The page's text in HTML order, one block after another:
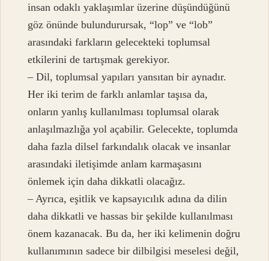
insan odaklı yaklaşımlar üzerine düşündüğünü
göz önünde bulundurursak, “lop” ve “lob”
arasındaki farkların gelecekteki toplumsal
etkilerini de tartışmak gerekiyor.
– Dil, toplumsal yapıları yansıtan bir aynadır.
Her iki terim de farklı anlamlar taşısa da,
onların yanlış kullanılması toplumsal olarak
anlaşılmazlığa yol açabilir. Gelecekte, toplumda
daha fazla dilsel farkındalık olacak ve insanlar
arasındaki iletişimde anlam karmaşasını
önlemek için daha dikkatli olacağız.
– Ayrıca, eşitlik ve kapsayıcılık adına da dilin
daha dikkatli ve hassas bir şekilde kullanılması
önem kazanacak. Bu da, her iki kelimenin doğru
kullanımının sadece bir dilbilgisi meselesi değil,